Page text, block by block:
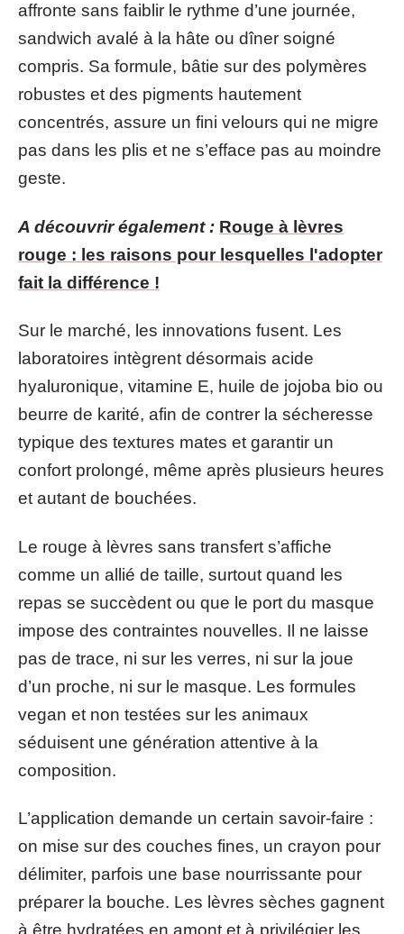
affronte sans faiblir le rythme d’une journée,
sandwich avalé à la hâte ou dîner soigné
compris. Sa formule, bâtie sur des polymères
robustes et des pigments hautement
concentrés, assure un fini velours qui ne migre
pas dans les plis et ne s’efface pas au moindre
geste.
A découvrir également : Rouge à lèvres
rouge : les raisons pour lesquelles l'adopter
fait la différence !
Sur le marché, les innovations fusent. Les
laboratoires intègrent désormais acide
hyaluronique, vitamine E, huile de jojoba bio ou
beurre de karité, afin de contrer la sécheresse
typique des textures mates et garantir un
confort prolongé, même après plusieurs heures
et autant de bouchées.
Le rouge à lèvres sans transfert s’affiche
comme un allié de taille, surtout quand les
repas se succèdent ou que le port du masque
impose des contraintes nouvelles. Il ne laisse
pas de trace, ni sur les verres, ni sur la joue
d’un proche, ni sur le masque. Les formules
vegan et non testées sur les animaux
séduisent une génération attentive à la
composition.
L’application demande un certain savoir-faire :
on mise sur des couches fines, un crayon pour
délimiter, parfois une base nourrissante pour
préparer la bouche. Les lèvres sèches gagnent
à être hydratées en amont et à privilégier les